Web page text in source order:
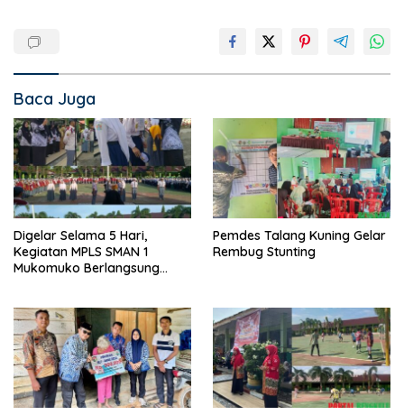
Baca Juga
Digelar Selama 5 Hari,
Kegiatan MPLS SMAN 1
Mukomuko Berlangsung
Pemdes Talang Kuning Gelar
Rembug Stunting